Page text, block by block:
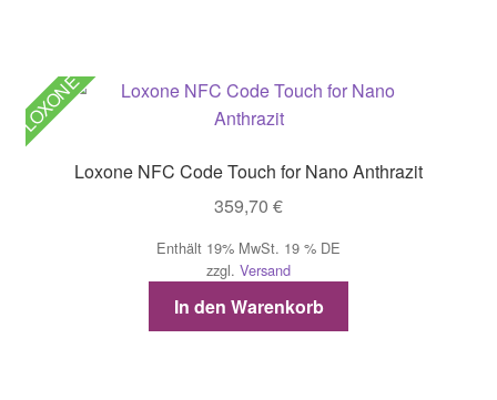
LOXONE
Loxone NFC Code Touch for Nano Anthrazit
359,70 €
Enthält 19% MwSt. 19 % DE
zzgl. Versand
In den Warenkorb